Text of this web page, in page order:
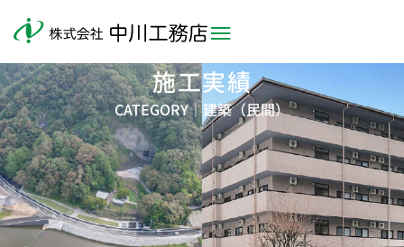
施工実績
CATEGORY｜建築（民間）